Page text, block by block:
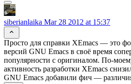
siberianlaika Mar 28 2012 at 15:37
Просто для справки XEmacs — это
версий GNU Emacs в своё время
популярности с оригиналом. По-
активность разработки XEmacs
GNU Emacs добавили фич —